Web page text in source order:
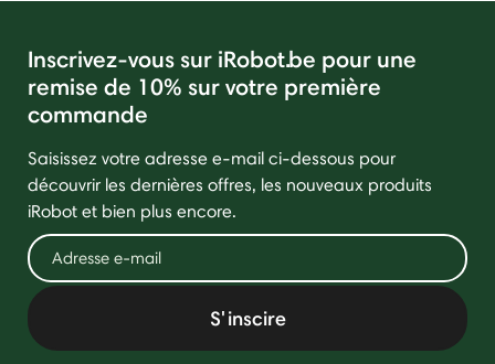
Inscrivez-vous sur iRobot.be pour une
remise de 10% sur votre première
commande
Saisissez votre adresse e-mail ci-dessous pour
découvrir les dernières offres, les nouveaux produits
iRobot et bien plus encore.
S'inscire